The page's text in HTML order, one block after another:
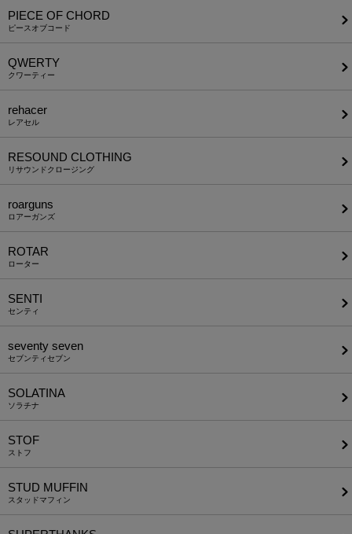
PIECE OF CHORD
ピースオブコード
QWERTY
クワーティー
rehacer
レアセル
RESOUND CLOTHING
リサウンドクロージング
roarguns
ロアーガンズ
ROTAR
ローター
SENTI
センティ
seventy seven
セブンティセブン
SOLATINA
ソラチナ
STOF
ストフ
STUD MUFFIN
スタッドマフィン